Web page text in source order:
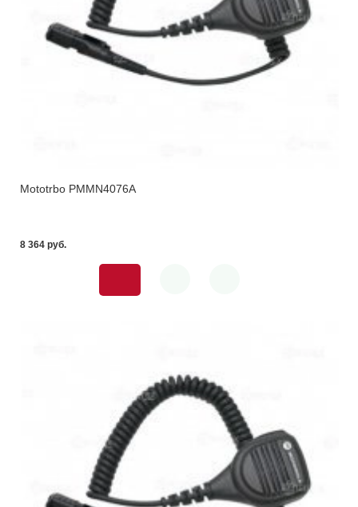
Mototrbo PMMN4076A
8 364 pуб.